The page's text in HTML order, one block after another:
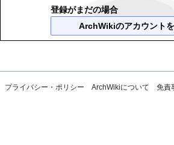
登録がまだの場合
ArchWikiのアカウント
プライバシー・ポリシー ArchWikiについて 免責